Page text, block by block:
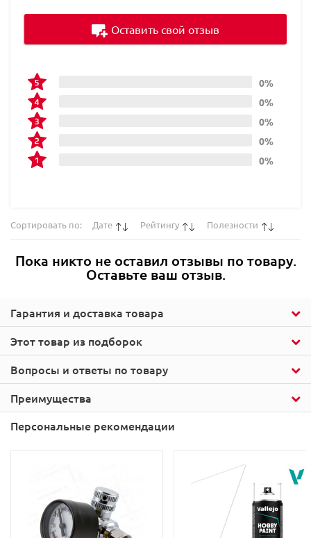
Этот товар из подборок
Гарантия и доставка товара
0%
0%
0%
0%
0%
Оставить свой отзыв
Сортировать по: Дате Рейтингу Полезности
Пока никто не оставил отзывы по товару.
Оставьте ваш отзыв.
Вопросы и ответы по товару
Преимущества
Персональные рекомендации